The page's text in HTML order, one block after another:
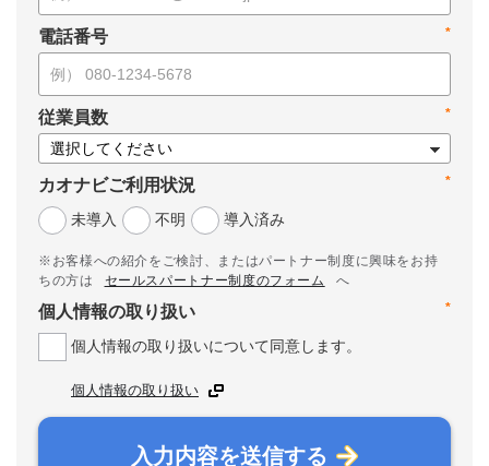
*
電話番号
*
従業員数
*
カオナビご利用状況
未導入
不明 導入済み
※お客様への紹介をご検討、またはパートナー制度に興味をお持
ちの方は
セールスパートナー制度のフォーム
へ
*
個人情報の取り扱い
個人情報の取り扱いについて同意します。
個人情報の取り扱い
入力内容を送信する